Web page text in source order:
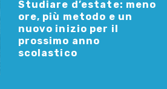
Studiare d’estate: meno
ore, più metodo e un
nuovo inizio per il
prossimo anno
scolastico